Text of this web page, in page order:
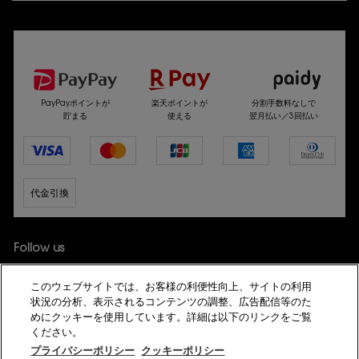
PayPayポイントが
貯まる
楽天ポイントが
使える
分割手数料なしで
翌月払い／3回払い
代金引換
Follow us
このウェブサイトでは、お客様の利便性向上、サイトの利用
状況の分析、表示されるコンテンツの調整、広告配信等のた
めにクッキーを使用しています。詳細は以下のリンクをご覧
ください。
プライバシーポリシー
クッキーポリシー